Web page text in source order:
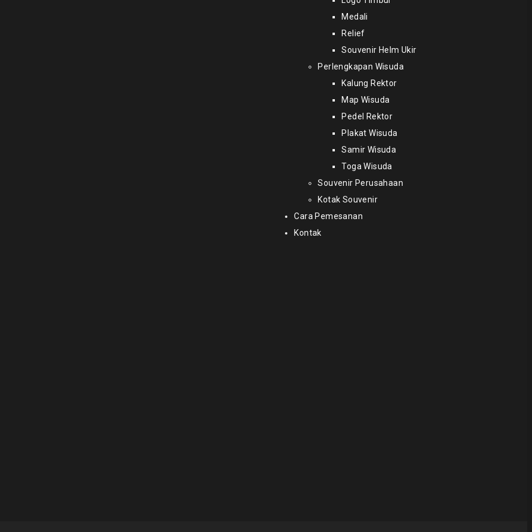
Medali
Relief
Souvenir Helm Ukir
Perlengkapan Wisuda
Kalung Rektor
Map Wisuda
Pedel Rektor
Plakat Wisuda
Samir Wisuda
Toga Wisuda
Souvenir Perusahaan
Kotak Souvenir
Cara Pemesanan
Kontak